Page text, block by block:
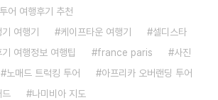
어 여행후기 추천
여행기
케이프타운 여행기
셀디스타
여행정보 여행팁
france paris
사진
노매드 트럭킹 투어
아프리카 오버랜딩 투어
드
나미비아 지도